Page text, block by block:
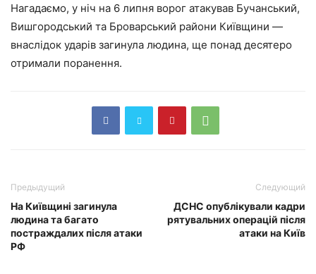
Нагадаємо, у ніч на 6 липня ворог атакував Бучанський,
Вишгородський та Броварський райони Київщини —
внаслідок ударів загинула людина, ще понад десятеро
отримали поранення.
Предыдущий
На Київщині загинула
людина та багато
постраждалих після атаки
РФ
Следующий
ДСНС опублікували кадри
рятувальних операцій після
атаки на Київ